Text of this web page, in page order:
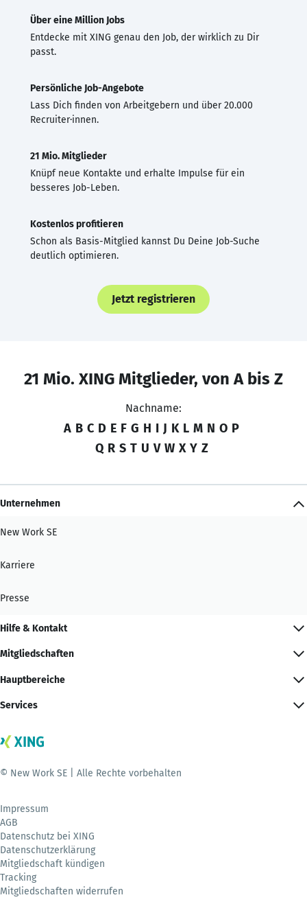
Über eine Million Jobs
Entdecke mit XING genau den Job, der wirklich zu Dir
passt.
Persönliche Job-Angebote
Lass Dich finden von Arbeitgebern und über 20.000
Recruiter·innen.
21 Mio. Mitglieder
Knüpf neue Kontakte und erhalte Impulse für ein
besseres Job-Leben.
Kostenlos profitieren
Schon als Basis-Mitglied kannst Du Deine Job-Suche
deutlich optimieren.
Jetzt registrieren
21 Mio. XING Mitglieder, von A bis Z
Nachname:
A B C D E F G H I J K L M N O P
Q R S T U V W X Y Z
Unternehmen
New Work SE
Karriere
Presse
Hilfe & Kontakt
Mitgliedschaften
Hauptbereiche
Services
© New Work SE | Alle Rechte vorbehalten
Impressum
AGB
Datenschutz bei XING
Datenschutzerklärung
Mitgliedschaft kündigen
Tracking
Mitgliedschaften widerrufen